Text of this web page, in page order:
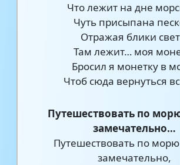
Что лежит на дне
Чуть присыпана
Отражая блики
Там лежит… моя
Бросил я монетку в
Чтоб сюда вернуться
Путешествовать по
замечательно…
Путешествовать по
замечательно,